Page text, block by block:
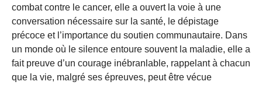
combat contre le cancer, elle a ouvert la voie à une
conversation nécessaire sur la santé, le dépistage
précoce et l’importance du soutien communautaire. Dans
un monde où le silence entoure souvent la maladie, elle a
fait preuve d’un courage inébranlable, rappelant à chacun
que la vie, malgré ses épreuves, peut être vécue